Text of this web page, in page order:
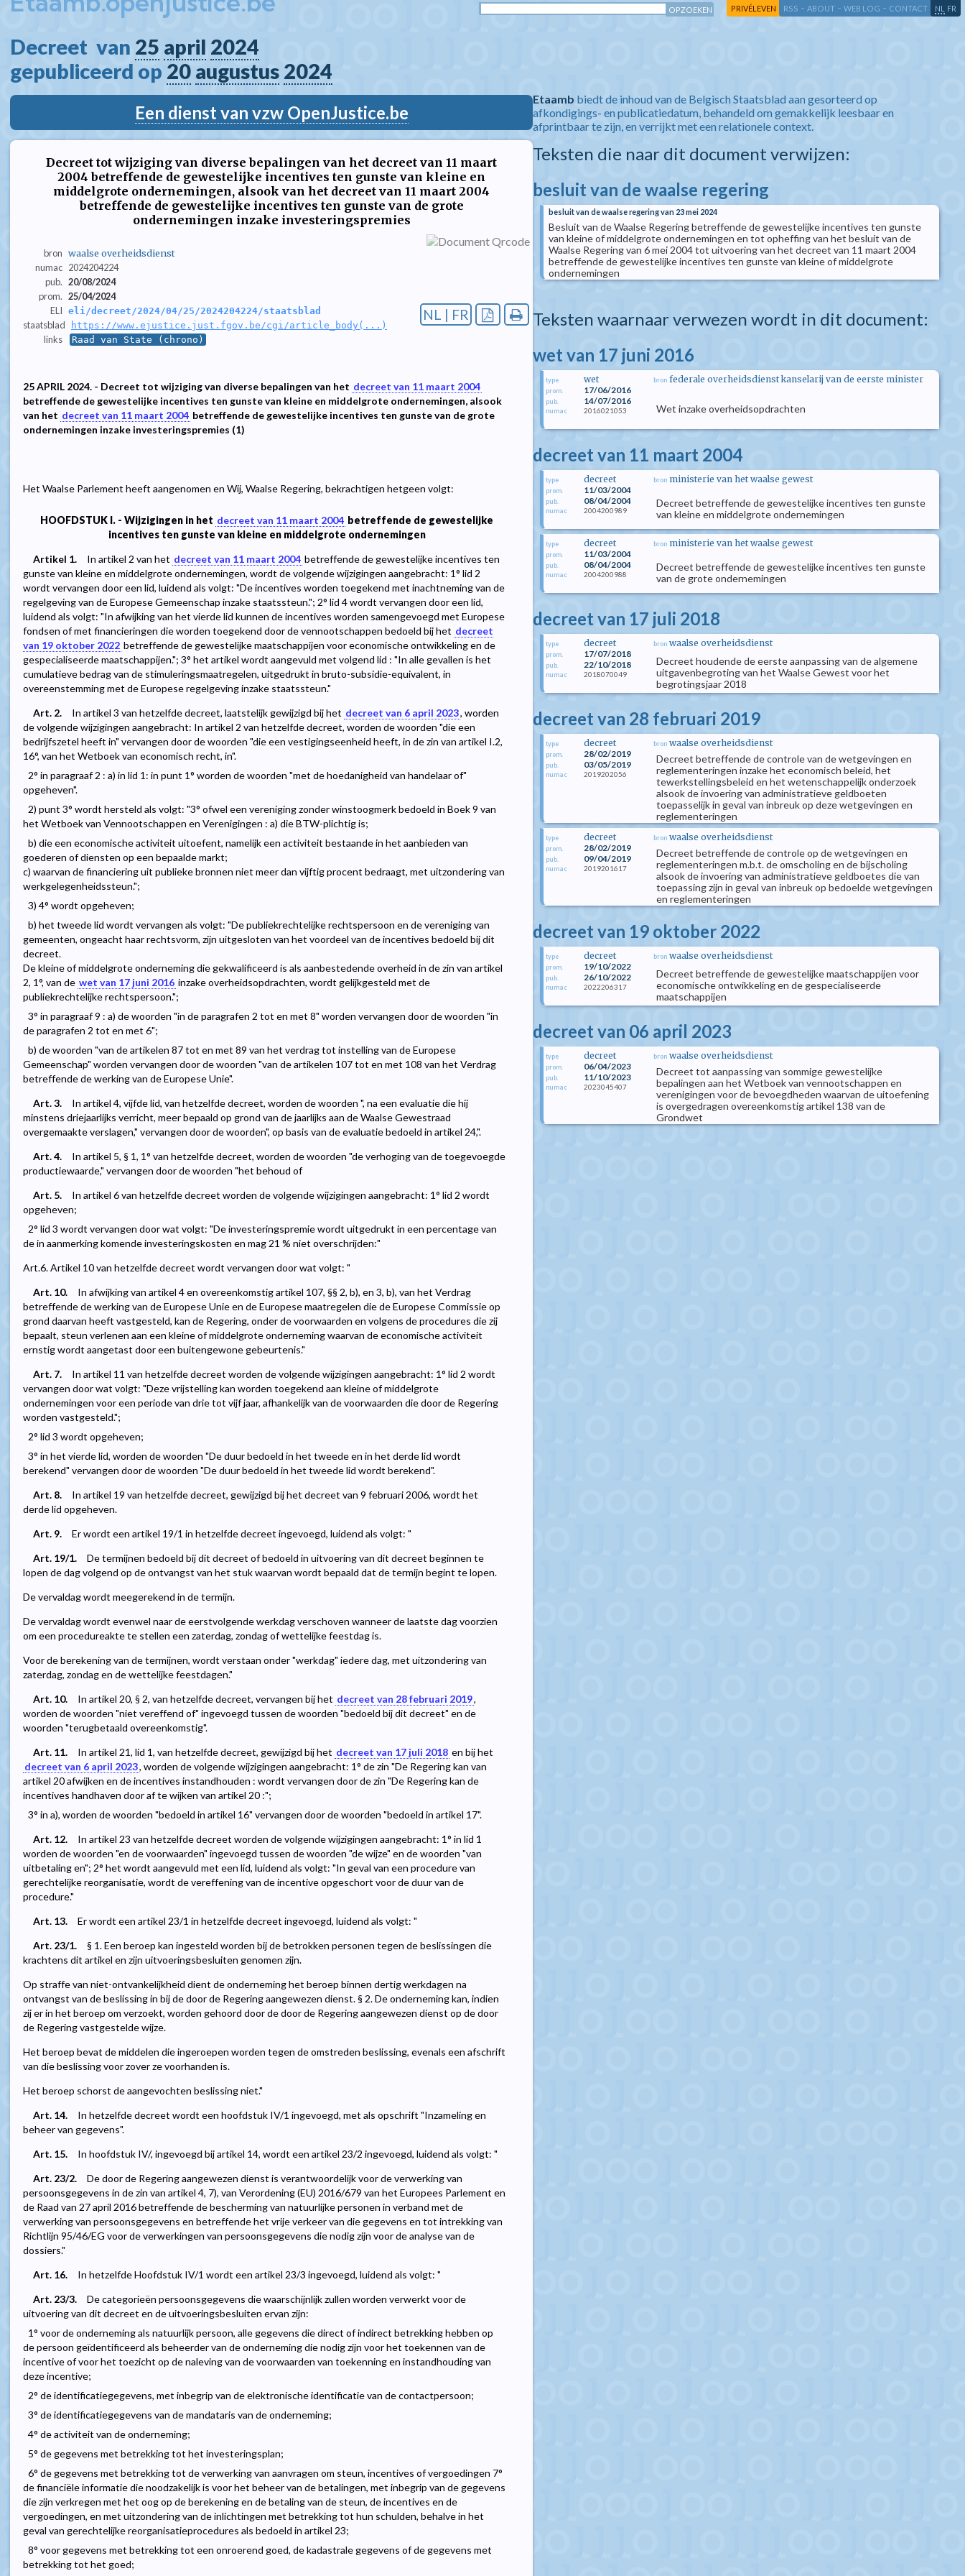
PRIVÉLEVEN RSS - ABOUT - WEB LOG - CONTACT NL FR
Decreet  van 25 april 2024
gepubliceerd op 20 augustus 2024
Een dienst van vzw OpenJustice.be
Decreet tot wijziging van diverse bepalingen van het decreet van 11 maart
2004 betreffende de gewestelijke incentives ten gunste van kleine en
middelgrote ondernemingen, alsook van het decreet van 11 maart 2004
betreffende de gewestelijke incentives ten gunste van de grote
ondernemingen inzake investeringspremies
bron waalse overheidsdienst
numac 2024204224
pub. 20/08/2024
prom. 25/04/2024
ELI eli/decreet/2024/04/25/2024204224/staatsblad
staatsblad https://www.ejustice.just.fgov.be/cgi/article_body(...)
links Raad van State (chrono)
NL | FR
25 APRIL 2024. - Decreet tot wijziging van diverse bepalingen van het decreet van 11 maart 2004
betreffende de gewestelijke incentives ten gunste van kleine en middelgrote ondernemingen, alsook
van het decreet van 11 maart 2004 betreffende de gewestelijke incentives ten gunste van de grote
ondernemingen inzake investeringspremies (1)
Het Waalse Parlement heeft aangenomen en Wij, Waalse Regering, bekrachtigen hetgeen volgt:
HOOFDSTUK I. - Wijzigingen in het decreet van 11 maart 2004 betreffende de gewestelijke
incentives ten gunste van kleine en middelgrote ondernemingen
Artikel 1.
In artikel 2 van het decreet van 11 maart 2004 betreffende de gewestelijke incentives ten
gunste van kleine en middelgrote ondernemingen, wordt de volgende wijzigingen aangebracht: 1° lid 2
wordt vervangen door een lid, luidend als volgt: "De incentives worden toegekend met inachtneming van de
regelgeving van de Europese Gemeenschap inzake staatssteun."; 2° lid 4 wordt vervangen door een lid,
luidend als volgt: "In afwijking van het vierde lid kunnen de incentives worden samengevoegd met Europese
fondsen of met financieringen die worden toegekend door de vennootschappen bedoeld bij het decreet
van 19 oktober 2022 betreffende de gewestelijke maatschappijen voor economische ontwikkeling en de
gespecialiseerde maatschappijen."; 3° het artikel wordt aangevuld met volgend lid : "In alle gevallen is het
cumulatieve bedrag van de stimuleringsmaatregelen, uitgedrukt in bruto-subsidie-equivalent, in
overeenstemming met de Europese regelgeving inzake staatssteun."
Art. 2.
In artikel 3 van hetzelfde decreet, laatstelijk gewijzigd bij het decreet van 6 april 2023, worden
de volgende wijzigingen aangebracht: In artikel 2 van hetzelfde decreet, worden de woorden "die een
bedrijfszetel heeft in" vervangen door de woorden "die een vestigingseenheid heeft, in de zin van artikel I.2,
16°, van het Wetboek van economisch recht, in".
2° in paragraaf 2 : a) in lid 1: in punt 1° worden de woorden "met de hoedanigheid van handelaar of"
opgeheven".
2) punt 3° wordt hersteld als volgt: "3° ofwel een vereniging zonder winstoogmerk bedoeld in Boek 9 van
het Wetboek van Vennootschappen en Verenigingen : a) die BTW-plichtig is;
b) die een economische activiteit uitoefent, namelijk een activiteit bestaande in het aanbieden van
goederen of diensten op een bepaalde markt;
c) waarvan de financiering uit publieke bronnen niet meer dan vijftig procent bedraagt, met uitzondering van
werkgelegenheidssteun.";
3) 4° wordt opgeheven;
b) het tweede lid wordt vervangen als volgt: "De publiekrechtelijke rechtspersoon en de vereniging van
gemeenten, ongeacht haar rechtsvorm, zijn uitgesloten van het voordeel van de incentives bedoeld bij dit
decreet.
De kleine of middelgrote onderneming die gekwalificeerd is als aanbestedende overheid in de zin van artikel
2, 1°, van de wet van 17 juni 2016 inzake overheidsopdrachten, wordt gelijkgesteld met de
publiekrechtelijke rechtspersoon.";
3° in paragraaf 9 : a) de woorden "in de paragrafen 2 tot en met 8" worden vervangen door de woorden "in
de paragrafen 2 tot en met 6";
b) de woorden "van de artikelen 87 tot en met 89 van het verdrag tot instelling van de Europese
Gemeenschap" worden vervangen door de woorden "van de artikelen 107 tot en met 108 van het Verdrag
betreffende de werking van de Europese Unie".
Art. 3.
In artikel 4, vijfde lid, van hetzelfde decreet, worden de woorden ", na een evaluatie die hij
minstens driejaarlijks verricht, meer bepaald op grond van de jaarlijks aan de Waalse Gewestraad
overgemaakte verslagen," vervangen door de woorden", op basis van de evaluatie bedoeld in artikel 24,".
Art. 4.
In artikel 5, § 1, 1° van hetzelfde decreet, worden de woorden "de verhoging van de toegevoegde
productiewaarde," vervangen door de woorden "het behoud of
Art. 5.
In artikel 6 van hetzelfde decreet worden de volgende wijzigingen aangebracht: 1° lid 2 wordt
opgeheven;
2° lid 3 wordt vervangen door wat volgt: "De investeringspremie wordt uitgedrukt in een percentage van
de in aanmerking komende investeringskosten en mag 21 % niet overschrijden:"
Art.6. Artikel 10 van hetzelfde decreet wordt vervangen door wat volgt: "
Art. 10.
In afwijking van artikel 4 en overeenkomstig artikel 107, §§ 2, b), en 3, b), van het Verdrag
betreffende de werking van de Europese Unie en de Europese maatregelen die de Europese Commissie op
grond daarvan heeft vastgesteld, kan de Regering, onder de voorwaarden en volgens de procedures die zij
bepaalt, steun verlenen aan een kleine of middelgrote onderneming waarvan de economische activiteit
ernstig wordt aangetast door een buitengewone gebeurtenis."
Art. 7.
In artikel 11 van hetzelfde decreet worden de volgende wijzigingen aangebracht: 1° lid 2 wordt
vervangen door wat volgt: "Deze vrijstelling kan worden toegekend aan kleine of middelgrote
ondernemingen voor een periode van drie tot vijf jaar, afhankelijk van de voorwaarden die door de Regering
worden vastgesteld.";
2° lid 3 wordt opgeheven;
3° in het vierde lid, worden de woorden "De duur bedoeld in het tweede en in het derde lid wordt
berekend" vervangen door de woorden "De duur bedoeld in het tweede lid wordt berekend".
Art. 8.
In artikel 19 van hetzelfde decreet, gewijzigd bij het decreet van 9 februari 2006, wordt het
derde lid opgeheven.
Art. 9.
Er wordt een artikel 19/1 in hetzelfde decreet ingevoegd, luidend als volgt: "
Art. 19/1.
De termijnen bedoeld bij dit decreet of bedoeld in uitvoering van dit decreet beginnen te
lopen de dag volgend op de ontvangst van het stuk waarvan wordt bepaald dat de termijn begint te lopen.
De vervaldag wordt meegerekend in de termijn.
De vervaldag wordt evenwel naar de eerstvolgende werkdag verschoven wanneer de laatste dag voorzien
om een procedureakte te stellen een zaterdag, zondag of wettelijke feestdag is.
Voor de berekening van de termijnen, wordt verstaan onder "werkdag" iedere dag, met uitzondering van
zaterdag, zondag en de wettelijke feestdagen."
Art. 10.
In artikel 20, § 2, van hetzelfde decreet, vervangen bij het decreet van 28 februari 2019,
worden de woorden "niet vereffend of" ingevoegd tussen de woorden "bedoeld bij dit decreet" en de
woorden "terugbetaald overeenkomstig".
Art. 11.
In artikel 21, lid 1, van hetzelfde decreet, gewijzigd bij het decreet van 17 juli 2018 en bij het
decreet van 6 april 2023, worden de volgende wijzigingen aangebracht: 1° de zin "De Regering kan van
artikel 20 afwijken en de incentives instandhouden : wordt vervangen door de zin "De Regering kan de
incentives handhaven door af te wijken van artikel 20 :";
3° in a), worden de woorden "bedoeld in artikel 16" vervangen door de woorden "bedoeld in artikel 17".
Art. 12.
In artikel 23 van hetzelfde decreet worden de volgende wijzigingen aangebracht: 1° in lid 1
worden de woorden "en de voorwaarden" ingevoegd tussen de woorden "de wijze" en de woorden "van
uitbetaling en"; 2° het wordt aangevuld met een lid, luidend als volgt: "In geval van een procedure van
gerechtelijke reorganisatie, wordt de vereffening van de incentive opgeschort voor de duur van de
procedure."
Art. 13.
Er wordt een artikel 23/1 in hetzelfde decreet ingevoegd, luidend als volgt: "
Art. 23/1.
§ 1. Een beroep kan ingesteld worden bij de betrokken personen tegen de beslissingen die
krachtens dit artikel en zijn uitvoeringsbesluiten genomen zijn.
Op straffe van niet-ontvankelijkheid dient de onderneming het beroep binnen dertig werkdagen na
ontvangst van de beslissing in bij de door de Regering aangewezen dienst. § 2. De onderneming kan, indien
zij er in het beroep om verzoekt, worden gehoord door de door de Regering aangewezen dienst op de door
de Regering vastgestelde wijze.
Het beroep bevat de middelen die ingeroepen worden tegen de omstreden beslissing, evenals een afschrift
van die beslissing voor zover ze voorhanden is.
Het beroep schorst de aangevochten beslissing niet."
Art. 14.
In hetzelfde decreet wordt een hoofdstuk IV/1 ingevoegd, met als opschrift "Inzameling en
beheer van gegevens".
Art. 15.
In hoofdstuk IV/, ingevoegd bij artikel 14, wordt een artikel 23/2 ingevoegd, luidend als volgt: "
Art. 23/2.
De door de Regering aangewezen dienst is verantwoordelijk voor de verwerking van
persoonsgegevens in de zin van artikel 4, 7), van Verordening (EU) 2016/679 van het Europees Parlement en
de Raad van 27 april 2016 betreffende de bescherming van natuurlijke personen in verband met de
verwerking van persoonsgegevens en betreffende het vrije verkeer van die gegevens en tot intrekking van
Richtlijn 95/46/EG voor de verwerkingen van persoonsgegevens die nodig zijn voor de analyse van de
dossiers."
Art. 16.
In hetzelfde Hoofdstuk IV/1 wordt een artikel 23/3 ingevoegd, luidend als volgt: "
Art. 23/3.
De categorieën persoonsgegevens die waarschijnlijk zullen worden verwerkt voor de
uitvoering van dit decreet en de uitvoeringsbesluiten ervan zijn:
1° voor de onderneming als natuurlijk persoon, alle gegevens die direct of indirect betrekking hebben op
de persoon geïdentificeerd als beheerder van de onderneming die nodig zijn voor het toekennen van de
incentive of voor het toezicht op de naleving van de voorwaarden van toekenning en instandhouding van
deze incentive;
2° de identificatiegegevens, met inbegrip van de elektronische identificatie van de contactpersoon;
3° de identificatiegegevens van de mandataris van de onderneming;
4° de activiteit van de onderneming;
5° de gegevens met betrekking tot het investeringsplan;
6° de gegevens met betrekking tot de verwerking van aanvragen om steun, incentives of vergoedingen 7°
de financiële informatie die noodzakelijk is voor het beheer van de betalingen, met inbegrip van de gegevens
die zijn verkregen met het oog op de berekening en de betaling van de steun, de incentives en de
vergoedingen, en met uitzondering van de inlichtingen met betrekking tot hun schulden, behalve in het
geval van gerechtelijke reorganisatieprocedures als bedoeld in artikel 23;
8° voor gegevens met betrekking tot een onroerend goed, de kadastrale gegevens of de gegevens met
betrekking tot het goed;
Etaamb biedt de inhoud van de Belgisch Staatsblad aan gesorteerd op
afkondigings- en publicatiedatum, behandeld om gemakkelijk leesbaar en
afprintbaar te zijn, en verrijkt met een relationele context.
Teksten die naar dit document verwijzen:
besluit van de waalse regering
besluit van de waalse regering van 23 mei 2024
Besluit van de Waalse Regering betreffende de gewestelijke incentives ten gunste
van kleine of middelgrote ondernemingen en tot opheffing van het besluit van de
Waalse Regering van 6 mei 2004 tot uitvoering van het decreet van 11 maart 2004
betreffende de gewestelijke incentives ten gunste van kleine of middelgrote
ondernemingen
Teksten waarnaar verwezen wordt in dit document:
wet van 17 juni 2016
type wet
prom. 17/06/2016
pub. 14/07/2016
numac 2016021053
bron federale overheidsdienst kanselarij van de eerste minister
Wet inzake overheidsopdrachten
decreet van 11 maart 2004
type decreet
prom. 11/03/2004
pub. 08/04/2004
numac 2004200989
bron ministerie van het waalse gewest
Decreet betreffende de gewestelijke incentives ten gunste
van kleine en middelgrote ondernemingen
type decreet
prom. 11/03/2004
pub. 08/04/2004
numac 2004200988
bron ministerie van het waalse gewest
Decreet betreffende de gewestelijke incentives ten gunste
van de grote ondernemingen
decreet van 17 juli 2018
type decreet
prom. 17/07/2018
pub. 22/10/2018
numac 2018070049
bron waalse overheidsdienst
Decreet houdende de eerste aanpassing van de algemene
uitgavenbegroting van het Waalse Gewest voor het
begrotingsjaar 2018
decreet van 28 februari 2019
type decreet
prom. 28/02/2019
pub. 03/05/2019
numac 2019202056
bron waalse overheidsdienst
Decreet betreffende de controle van de wetgevingen en
reglementeringen inzake het economisch beleid, het
tewerkstellingsbeleid en het wetenschappelijk onderzoek
alsook de invoering van administratieve geldboeten
toepasselijk in geval van inbreuk op deze wetgevingen en
reglementeringen
type decreet
prom. 28/02/2019
pub. 09/04/2019
numac 2019201617
bron waalse overheidsdienst
Decreet betreffende de controle op de wetgevingen en
reglementeringen m.b.t. de omscholing en de bijscholing
alsook de invoering van administratieve geldboetes die van
toepassing zijn in geval van inbreuk op bedoelde wetgevingen
en reglementeringen
decreet van 19 oktober 2022
type decreet
prom. 19/10/2022
pub. 26/10/2022
numac 2022206317
bron waalse overheidsdienst
Decreet betreffende de gewestelijke maatschappijen voor
economische ontwikkeling en de gespecialiseerde
maatschappijen
decreet van 06 april 2023
type decreet
prom. 06/04/2023
pub. 11/10/2023
numac 2023045407
bron waalse overheidsdienst
Decreet tot aanpassing van sommige gewestelijke
bepalingen aan het Wetboek van vennootschappen en
verenigingen voor de bevoegdheden waarvan de uitoefening
is overgedragen overeenkomstig artikel 138 van de
Grondwet